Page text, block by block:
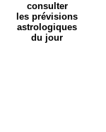
consulter
les prévisions
astrologiques
du jour